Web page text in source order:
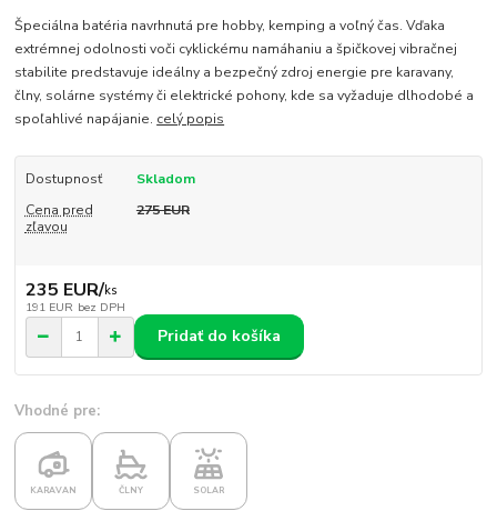
Špeciálna batéria navrhnutá pre hobby, kemping a voľný čas. Vďaka
extrémnej odolnosti voči cyklickému namáhaniu a špičkovej vibračnej
stabilite predstavuje ideálny a bezpečný zdroj energie pre karavany,
člny, solárne systémy či elektrické pohony, kde sa vyžaduje dlhodobé a
spoľahlivé napájanie. celý popis
Dostupnosť
Skladom
Cena pred
zľavou
275 EUR
235 EUR/ks
191 EUR bez DPH
Pridať do košíka
Vhodné pre:
KARAVAN ČLNY SOLAR